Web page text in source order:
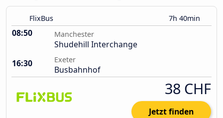
FlixBus 7h 40min
08:50 Manchester
Shudehill Interchange
16:30
Exeter
Busbahnhof
38 CHF
Jetzt finden